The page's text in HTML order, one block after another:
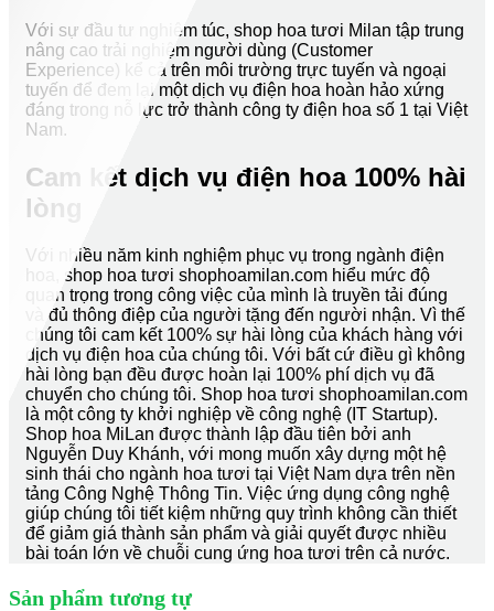
Với sự đầu tư nghiêm túc, shop hoa tươi Milan tập trung
nâng cao trải nghiệm người dùng (Customer
Experience) kể cả trên môi trường trực tuyến và ngoại
tuyến để đem lại một dịch vụ điện hoa hoàn hảo xứng
đáng trong nỗ lực trở thành công ty điện hoa số 1 tại Việt
Nam.
Cam kết dịch vụ điện hoa 100% hài
lòng
Với nhiều năm kinh nghiệm phục vụ trong ngành điện
hoa, shop hoa tươi shophoamilan.com hiểu mức độ
quan trọng trong công việc của mình là truyền tải đúng
và đủ thông điệp của người tặng đến người nhận. Vì thế
chúng tôi cam kết 100% sự hài lòng của khách hàng với
dịch vụ điện hoa của chúng tôi. Với bất cứ điều gì không
hài lòng bạn đều được hoàn lại 100% phí dịch vụ đã
chuyển cho chúng tôi. Shop hoa tươi shophoamilan.com
là một công ty khởi nghiệp về công nghệ (IT Startup).
Shop hoa MiLan được thành lập đầu tiên bởi anh
Nguyễn Duy Khánh, với mong muốn xây dựng một hệ
sinh thái cho ngành hoa tươi tại Việt Nam dựa trên nền
tảng Công Nghệ Thông Tin. Việc ứng dụng công nghệ
giúp chúng tôi tiết kiệm những quy trình không cần thiết
để giảm giá thành sản phẩm và giải quyết được nhiều
bài toán lớn về chuỗi cung ứng hoa tươi trên cả nước.
Sản phẩm tương tự